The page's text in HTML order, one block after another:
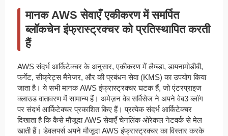
मानक AWS सेवाएँ एकीकरण में समर्पित
ब्लॉकचेन इंफ्रास्ट्रक्चर को प्रतिस्थापित करती
हैं
AWS संदर्भ आर्किटेक्चर के अनुसार, एकीकरण में लैम्ब्डा, डायनामोडीबी,
फर्गेट, सीक्रेट्स मैनेजर, और की प्रबंधन सेवा (KMS) का उपयोग किया
जाता है। ये सभी मानक AWS इंफ्रास्ट्रक्चर घटक हैं, जो एंटरप्राइज
क्लाउड वातावरण में सामान्य हैं। अमेज़न वेब सर्विसेज ने अपने वेब3 ब्लॉग
पर संदर्भ आर्किटेक्चर प्रकाशित किए हैं। प्रत्येक संदर्भ आर्किटेक्चर
दिखाता है कि कैसे मौजूदा AWS सेवाएँ चेनलिंक ओरेकल नेटवर्क से मेल
खाती हैं। डेवलपर्स अपने मौजूदा AWS इंफ्रास्ट्रक्चर का विस्तार करके